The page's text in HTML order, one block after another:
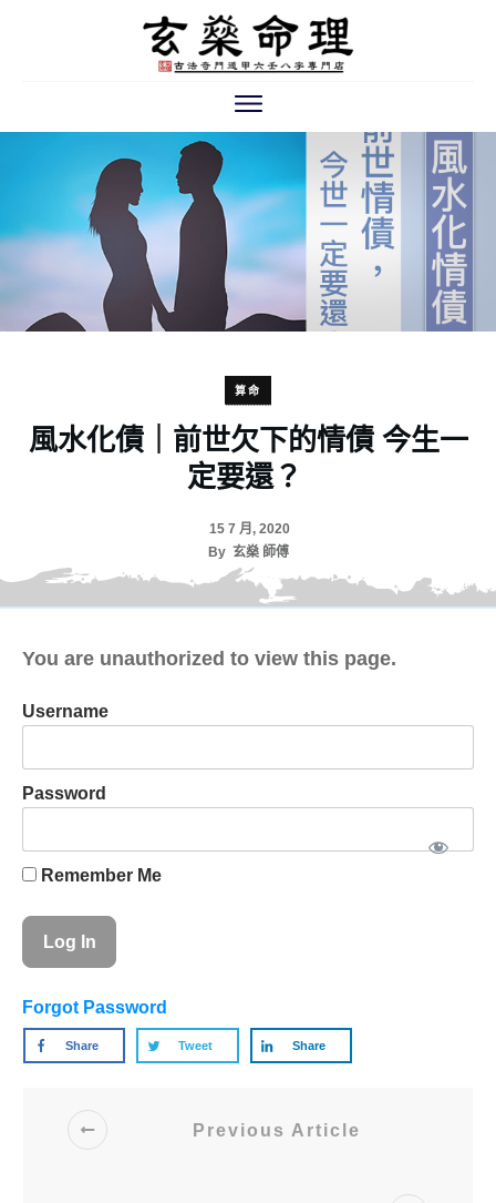
算命
風水化債｜前世欠下的情債 今生一
定要還？
15 7 月, 2020
By 玄燊 師傅
You are unauthorized to view this page.
Username
Password
Remember Me
Forgot Password
Share Tweet Share
Previous Article